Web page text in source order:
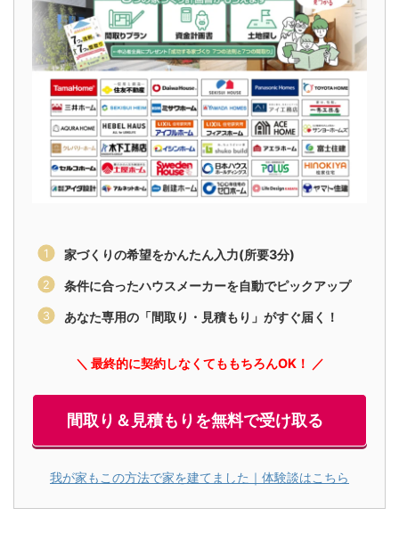
家づくりの希望をかんたん入力(所要3分)
条件に合ったハウスメーカーを自動でピックアップ
あなた専用の「間取り・見積もり」がすぐ届く！
＼ 最終的に契約しなくてももちろんOK！ ／
間取り＆見積もりを無料で受け取る
我が家もこの方法で家を建てました｜体験談はこちら